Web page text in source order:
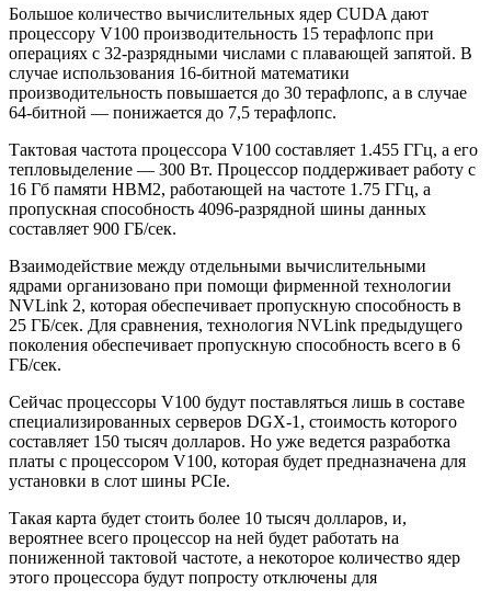
Большое количество вычислительных ядер CUDA дают
процессору V100 производительность 15 терафлопс при
операциях с 32-разрядными числами с плавающей запятой. В
случае использования 16-битной математики
производительность повышается до 30 терафлопс, а в случае
64-битной — понижается до 7,5 терафлопс.
Тактовая частота процессора V100 составляет 1.455 ГГц, а его
тепловыделение — 300 Вт. Процессор поддерживает работу с
16 Гб памяти HBM2, работающей на частоте 1.75 ГГц, а
пропускная способность 4096-разрядной шины данных
составляет 900 ГБ/сек.
Взаимодействие между отдельными вычислительными
ядрами организовано при помощи фирменной технологии
NVLink 2, которая обеспечивает пропускную способность в
25 ГБ/сек. Для сравнения, технология NVLink предыдущего
поколения обеспечивает пропускную способность всего в 6
ГБ/сек.
Сейчас процессоры V100 будут поставляться лишь в составе
специализированных серверов DGX-1, стоимость которого
составляет 150 тысяч долларов. Но уже ведется разработка
платы с процессором V100, которая будет предназначена для
установки в слот шины PCIe.
Такая карта будет стоить более 10 тысяч долларов, и,
вероятнее всего процессор на ней будет работать на
пониженной тактовой частоте, а некоторое количество ядер
этого процессора будут попросту отключены для